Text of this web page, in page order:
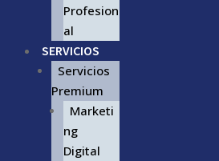
Profesion
al
SERVICIOS
Servicios
Premium
Marketi
ng
Digital